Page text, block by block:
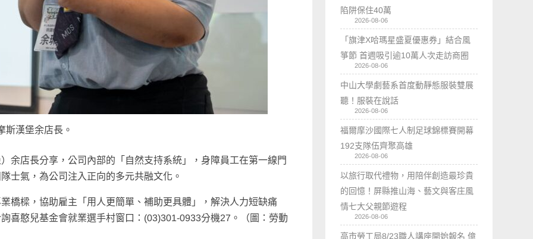
斯漢堡余店長。
余店長分享，公司內部的「自然支持系統」，身障員工在第一線門
士氣，為公司注入正向的多元共融文化。
橋樑，協助雇主「用人更簡單、補助更具體」，解決人力短缺痛
喜憨兒基金會就業選手村窗口：(03)301-0933分機27。（圖：勞動
陷阱保住40萬
2026-08-06
「旗津X哈瑪星盛夏優惠券」結合風
箏節 首週吸引逾10萬人次走訪商圈
2026-08-06
中山大學劇藝系首度動靜態服裝雙展
聽！服裝在說話
2026-08-06
福爾摩沙國際七人制足球錦標賽開幕
192支隊伍齊聚高雄
2026-08-06
以旅行取代禮物，用陪伴創造最珍貴
的回憶！屏縣推山海、藝文與客庄風
情七大父親節遊程
2026-08-06
高市勞工局8/23職人講座開始報名 億